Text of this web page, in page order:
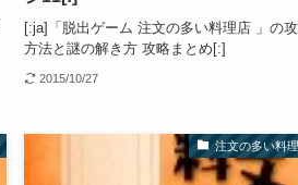
[:ja]「脱出ゲーム 注文の多い料理店 」の
方法と謎の解き方 攻略まとめ[:]
2015/10/27
注文の多い料